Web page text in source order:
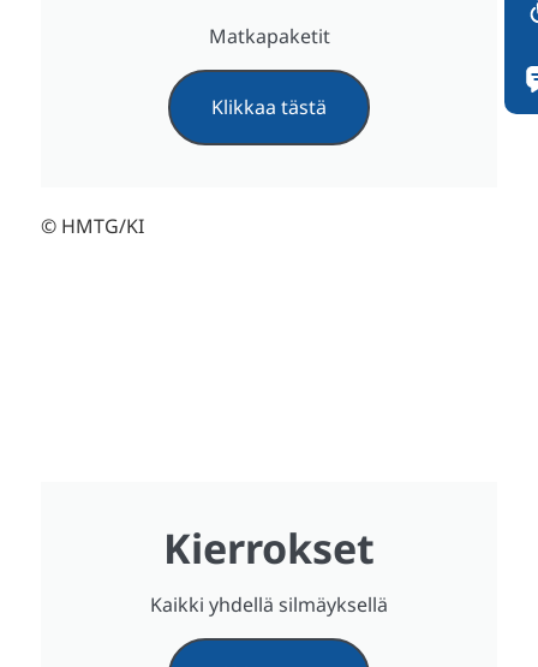
Matkapaketit
Klikkaa tästä
© HMTG/KI
Kierrokset
Kaikki yhdellä silmäyksellä